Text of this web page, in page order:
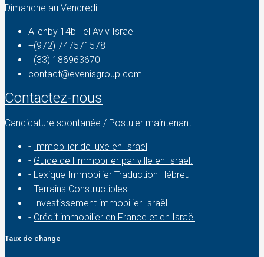
Dimanche au Vendredi
Allenby 14b Tel Aviv Israel
+(972) 747571578
+(33) 186963670
contact@evenisgroup.com
Contactez-nous
Candidature spontanée / Postuler maintenant
- Immobilier de luxe en Israël
- Guide de l'immobilier par ville en Israël.
- Lexique Immobilier Traduction Hébreu
- Terrains Constructibles
- Investissement immobilier Israël
- Crédit immobilier en France et en Israël
Taux de change